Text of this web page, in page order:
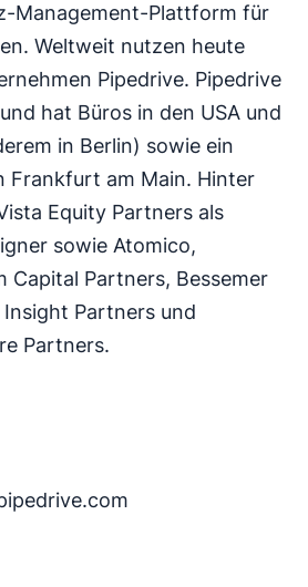
Management-Plattform für
Weltweit nutzen heute
Pipedrive. Pipedrive
hat Büros in den USA und
in Berlin) sowie ein
Frankfurt am Main. Hinter
Equity Partners als
sowie Atomico,
Capital Partners, Bessemer
Partners und
Partners.